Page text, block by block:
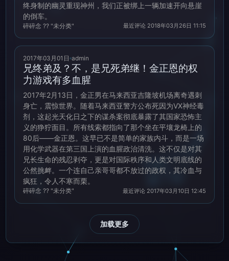
终身制的幽灵重现神州，我们正被绑上一辆加速开向悬崖
的倒车。
碎碎念 ?? "未分类" 最近评论 2018年03月26日 11:15
2017年03月01日 admin
兄终弟及？不，是兄死弟继！金正恩的权
力游戏有多血腥
2017年2月13日，金正男在马来西亚吉隆坡机场离奇遇刺
身亡，震惊世界。随着马来西亚警方公布死因为VX神经毒
剂，这起光天化日之下的谋杀案彻底暴露了其国家恐怖主
义的狰狞面目。所有线索都指向了那个坐在平壤龙椅上的
80后——金正恩。这早已不是简单的家族内斗，而是一场
用化学武器在第三国上演的血腥政治清洗。这不仅是对其
兄长生命的残忍剥夺，更是对国际秩序和人类文明底线的
公然挑衅。一个连自己亲哥哥都不放过的政权，其冷血与
疯狂，令人不寒而栗。
碎碎念 ?? "未分类" 最近评论 2017年03月10日 12:45
加载更多